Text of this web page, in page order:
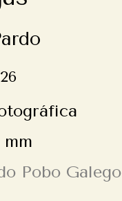
mm
Pobo Galego